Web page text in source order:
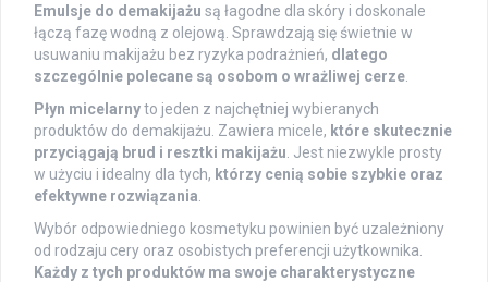
Emulsje do demakijażu są łagodne dla skóry i doskonale
łączą fazę wodną z olejową. Sprawdzają się świetnie w
usuwaniu makijażu bez ryzyka podrażnień, dlatego
szczególnie polecane są osobom o wrażliwej cerze
Płyn micelarnyto jeden z najchętniej wybieranych
produktów do demakijażu. Zawiera micele, które skutecznie
przyciągają brud i resztki makijażu . Jest niezwykle prosty
w użyciu i idealny dla tych, którzy cenią sobie szybkie oraz
efektywne rozwiązania
Wybór odpowiedniego kosmetyku powinien być uzależniony
od rodzaju cery oraz osobistych preferencji użytkownika.
Każdy z tych produktów ma swoje charakterystyczne